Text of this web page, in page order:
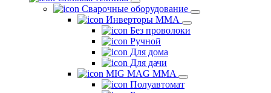
Сварочные оборудование
Инверторы ММА
Без проволоки
Ручной
Для дома
Для дачи
MIG MAG MMA
Полуавтомат